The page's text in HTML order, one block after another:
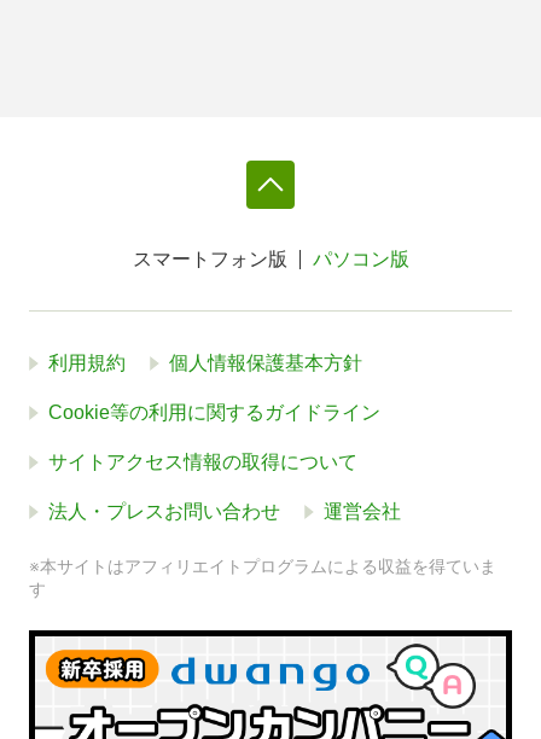
スマートフォン版 パソコン版
利用規約 個人情報保護基本方針
Cookie等の利用に関するガイドライン
サイトアクセス情報の取得について
法人・プレスお問い合わせ 運営会社
※本サイトはアフィリエイトプログラムによる収益を得ていま
す